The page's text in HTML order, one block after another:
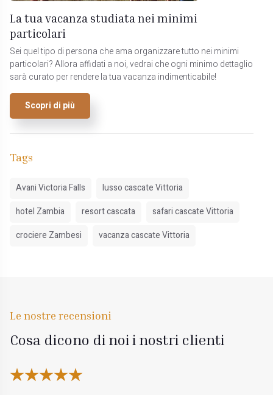
La tua vacanza studiata nei minimi
particolari
Sei quel tipo di persona che ama organizzare tutto nei minimi
particolari? Allora affidati a noi, vedrai che ogni minimo dettaglio
sarà curato per rendere la tua vacanza indimenticabile!
Scopri di più
Tags
Avani Victoria Falls
lusso cascate Vittoria
hotel Zambia
resort cascata
safari cascate Vittoria
crociere Zambesi
vacanza cascate Vittoria
Le nostre recensioni
Cosa dicono di noi i nostri clienti